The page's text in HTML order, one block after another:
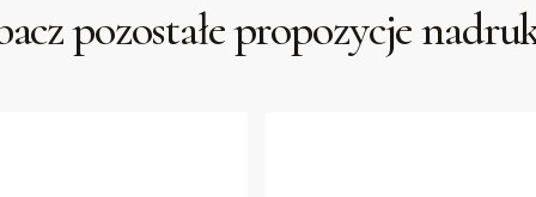
pozostałe propozycje